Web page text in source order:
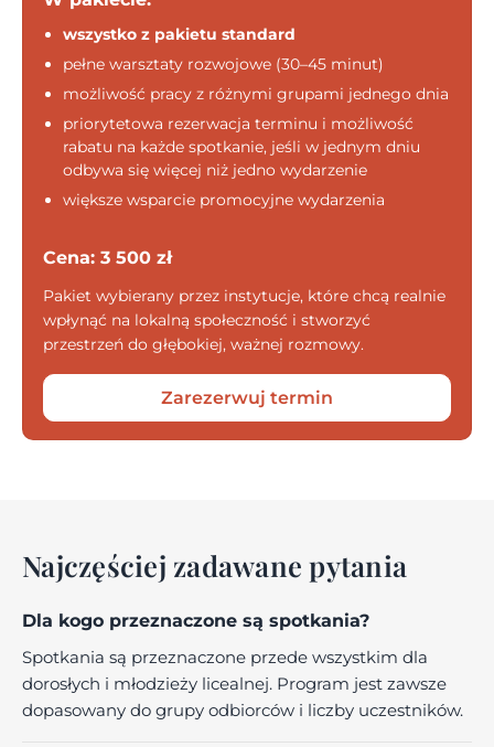
wszystko z pakietu standard
pełne warsztaty rozwojowe (30–45 minut)
możliwość pracy z różnymi grupami jednego dnia
priorytetowa rezerwacja terminu i możliwość
rabatu na każde spotkanie, jeśli w jednym dniu
odbywa się więcej niż jedno wydarzenie
większe wsparcie promocyjne wydarzenia
Cena: 3 500 zł
Pakiet wybierany przez instytucje, które chcą realnie
wpłynąć na lokalną społeczność i stworzyć
przestrzeń do głębokiej, ważnej rozmowy.
Zarezerwuj termin
Najczęściej zadawane pytania
Dla kogo przeznaczone są spotkania?
Spotkania są przeznaczone przede wszystkim dla
dorosłych i młodzieży licealnej. Program jest zawsze
dopasowany do grupy odbiorców i liczby uczestników.